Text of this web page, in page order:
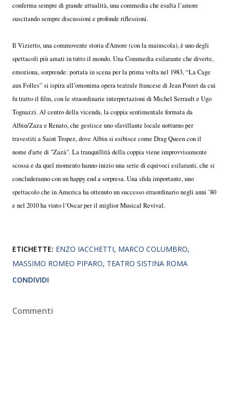
conferma sempre di grande attualità, una commedia che esalta l’amore
suscitando sempre discussioni e profonde riflessioni.
Il Vizietto, una commovente storia d'Amore (con la maiuscola), è uno degli
spettacoli più amati in tutto il mondo. Una Commedia esilarante che diverte,
emoziona, sorprende: portata in scena per la prima volta nel 1983, “La Cage
aux Folles” si ispira all’omonima opera teatrale francese di Jean Poiret da cui
fu tratto il film, con le straordinarie interpretazioni di Michel Serrault e Ugo
Tognazzi. Al centro della vicenda, la coppia sentimentale formata da
Albin/Zaza e Renato, che gestisce uno sfavillante locale notturno per
travestiti a Saint Tropez, dove Albin si esibisce come Drag Queen con il
nome d'arte di "Zazà". La tranquillità della coppia viene improvvisamente
scossa e da quel momento hanno inizio una serie di equivoci esilaranti, che si
concluderanno con un happy end a sorpresa. Una sfida importante, uno
spettacolo che in America ha ottenuto un successo straordinario negli anni ’80
e nel 2010 ha vinto l’Oscar per il miglior Musical Revival.
ETICHETTE: ENZO IACCHETTI MARCO COLUMBRO
MASSIMO ROMEO PIPARO TEATRO SISTINA ROMA
CONDIVIDI
Commenti